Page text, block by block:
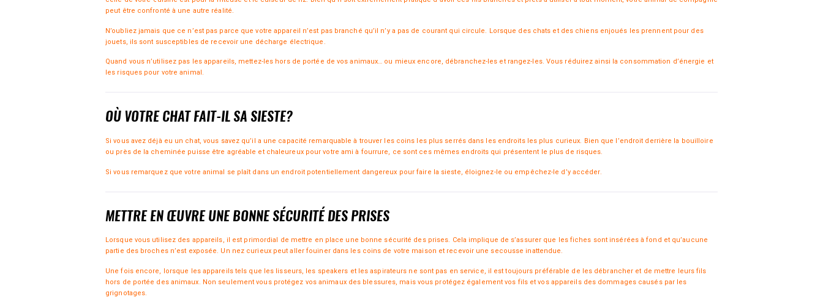
peut être confronté à une autre réalité.
N’oubliez jamais que ce n’est pas parce que votre appareil n’est pas branché qu’il n’y a pas de courant qui circule. Lorsque des chats et des chiens enjoués les prennent pour des
jouets, ils sont susceptibles de recevoir une décharge électrique.
Quand vous n’utilisez pas les appareils, mettez-les hors de portée de vos animaux… ou mieux encore, débranchez-les et rangez-les. Vous réduirez ainsi la consommation d’énergie et
les risques pour votre animal.
OÙ VOTRE CHAT FAIT-IL SA SIESTE?
Si vous avez déjà eu un chat, vous savez qu’il a une capacité remarquable à trouver les coins les plus serrés dans les endroits les plus curieux. Bien que l’endroit derrière la bouilloire
ou près de la cheminée puisse être agréable et chaleureux pour votre ami à fourrure, ce sont ces mêmes endroits qui présentent le plus de risques.
Si vous remarquez que votre animal se plaît dans un endroit potentiellement dangereux pour faire la sieste, éloignez-le ou empêchez-le d’y accéder.
METTRE EN ŒUVRE UNE BONNE SÉCURITÉ DES PRISES
Lorsque vous utilisez des appareils, il est primordial de mettre en place une bonne sécurité des prises. Cela implique de s’assurer que les fiches sont insérées à fond et qu’aucune
partie des broches n’est exposée. Un nez curieux peut aller fouiner dans les coins de votre maison et recevoir une secousse inattendue.
Une fois encore, lorsque les appareils tels que les lisseurs, les speakers et les aspirateurs ne sont pas en service, il est toujours préférable de les débrancher et de mettre leurs fils
hors de portée des animaux. Non seulement vous protégez vos animaux des blessures, mais vous protégez également vos fils et vos appareils des dommages causés par les
grignotages.